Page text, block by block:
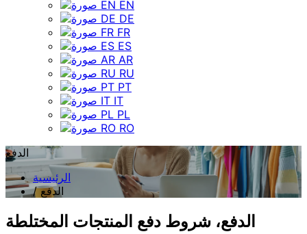
EN
DE
FR
ES
AR
RU
PT
IT
PL
RO
الدفع
الرئيسية
/ الدفع
الدفع، شروط دفع المنتجات المختلطة